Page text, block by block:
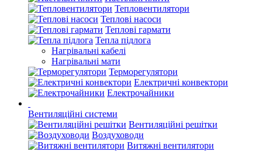
Тепловентилятори
Теплові насоси
Теплові гармати
Тепла підлога
Нагрівальні кабелі
Нагрівальні мати
Терморегулятори
Електричні конвектори
Електрочайники
Вентиляційні системи
Вентиляційні решітки
Воздуховоди
Витяжні вентилятори